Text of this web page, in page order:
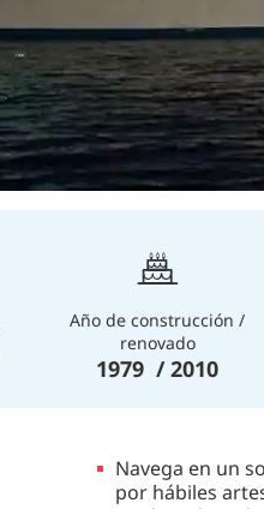
Año de construcción /
renovado
1979 / 2010
Navega en un
por hábiles